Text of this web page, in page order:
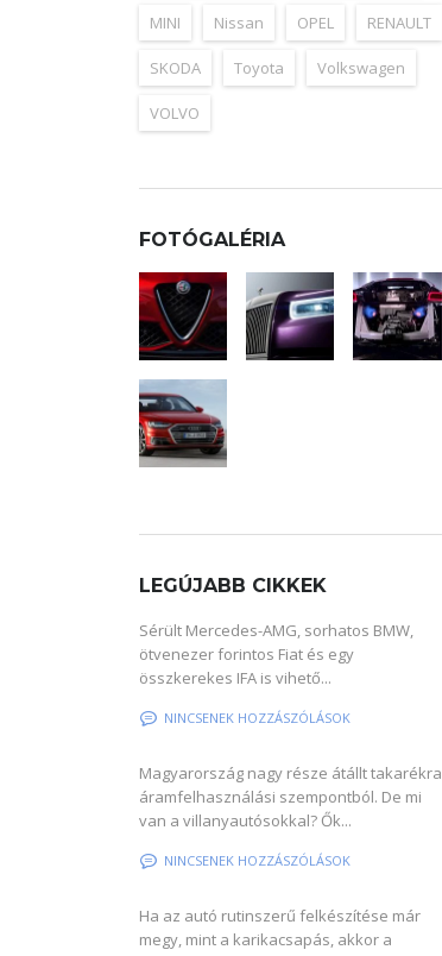
MINI Nissan OPEL RENAULT
SKODA Toyota Volkswagen
VOLVO
FOTÓGALÉRIA
LEGÚJABB CIKKEK
Sérült Mercedes-AMG, sorhatos BMW,
ötvenezer forintos Fiat és egy
összkerekes IFA is vihető...
NINCSENEK HOZZÁSZÓLÁSOK
Magyarország nagy része átállt takarékra
áramfelhasználási szempontból. De mi
van a villanyautósokkal? Ők...
NINCSENEK HOZZÁSZÓLÁSOK
Ha az autó rutinszerű felkészítése már
megy, mint a karikacsapás, akkor a